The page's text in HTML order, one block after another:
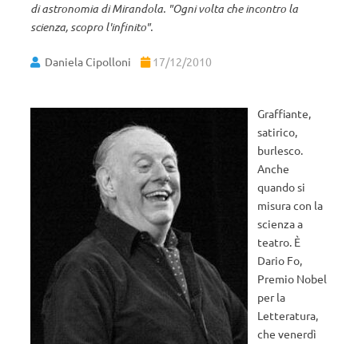
di astronomia di Mirandola. "Ogni volta che incontro la
scienza, scopro l'infinito".
Daniela Cipolloni 17/12/2010
Graffiante,
satirico,
burlesco.
Anche
quando si
misura con la
scienza a
teatro. È
Dario Fo,
Premio Nobel
per la
Letteratura,
che venerdì